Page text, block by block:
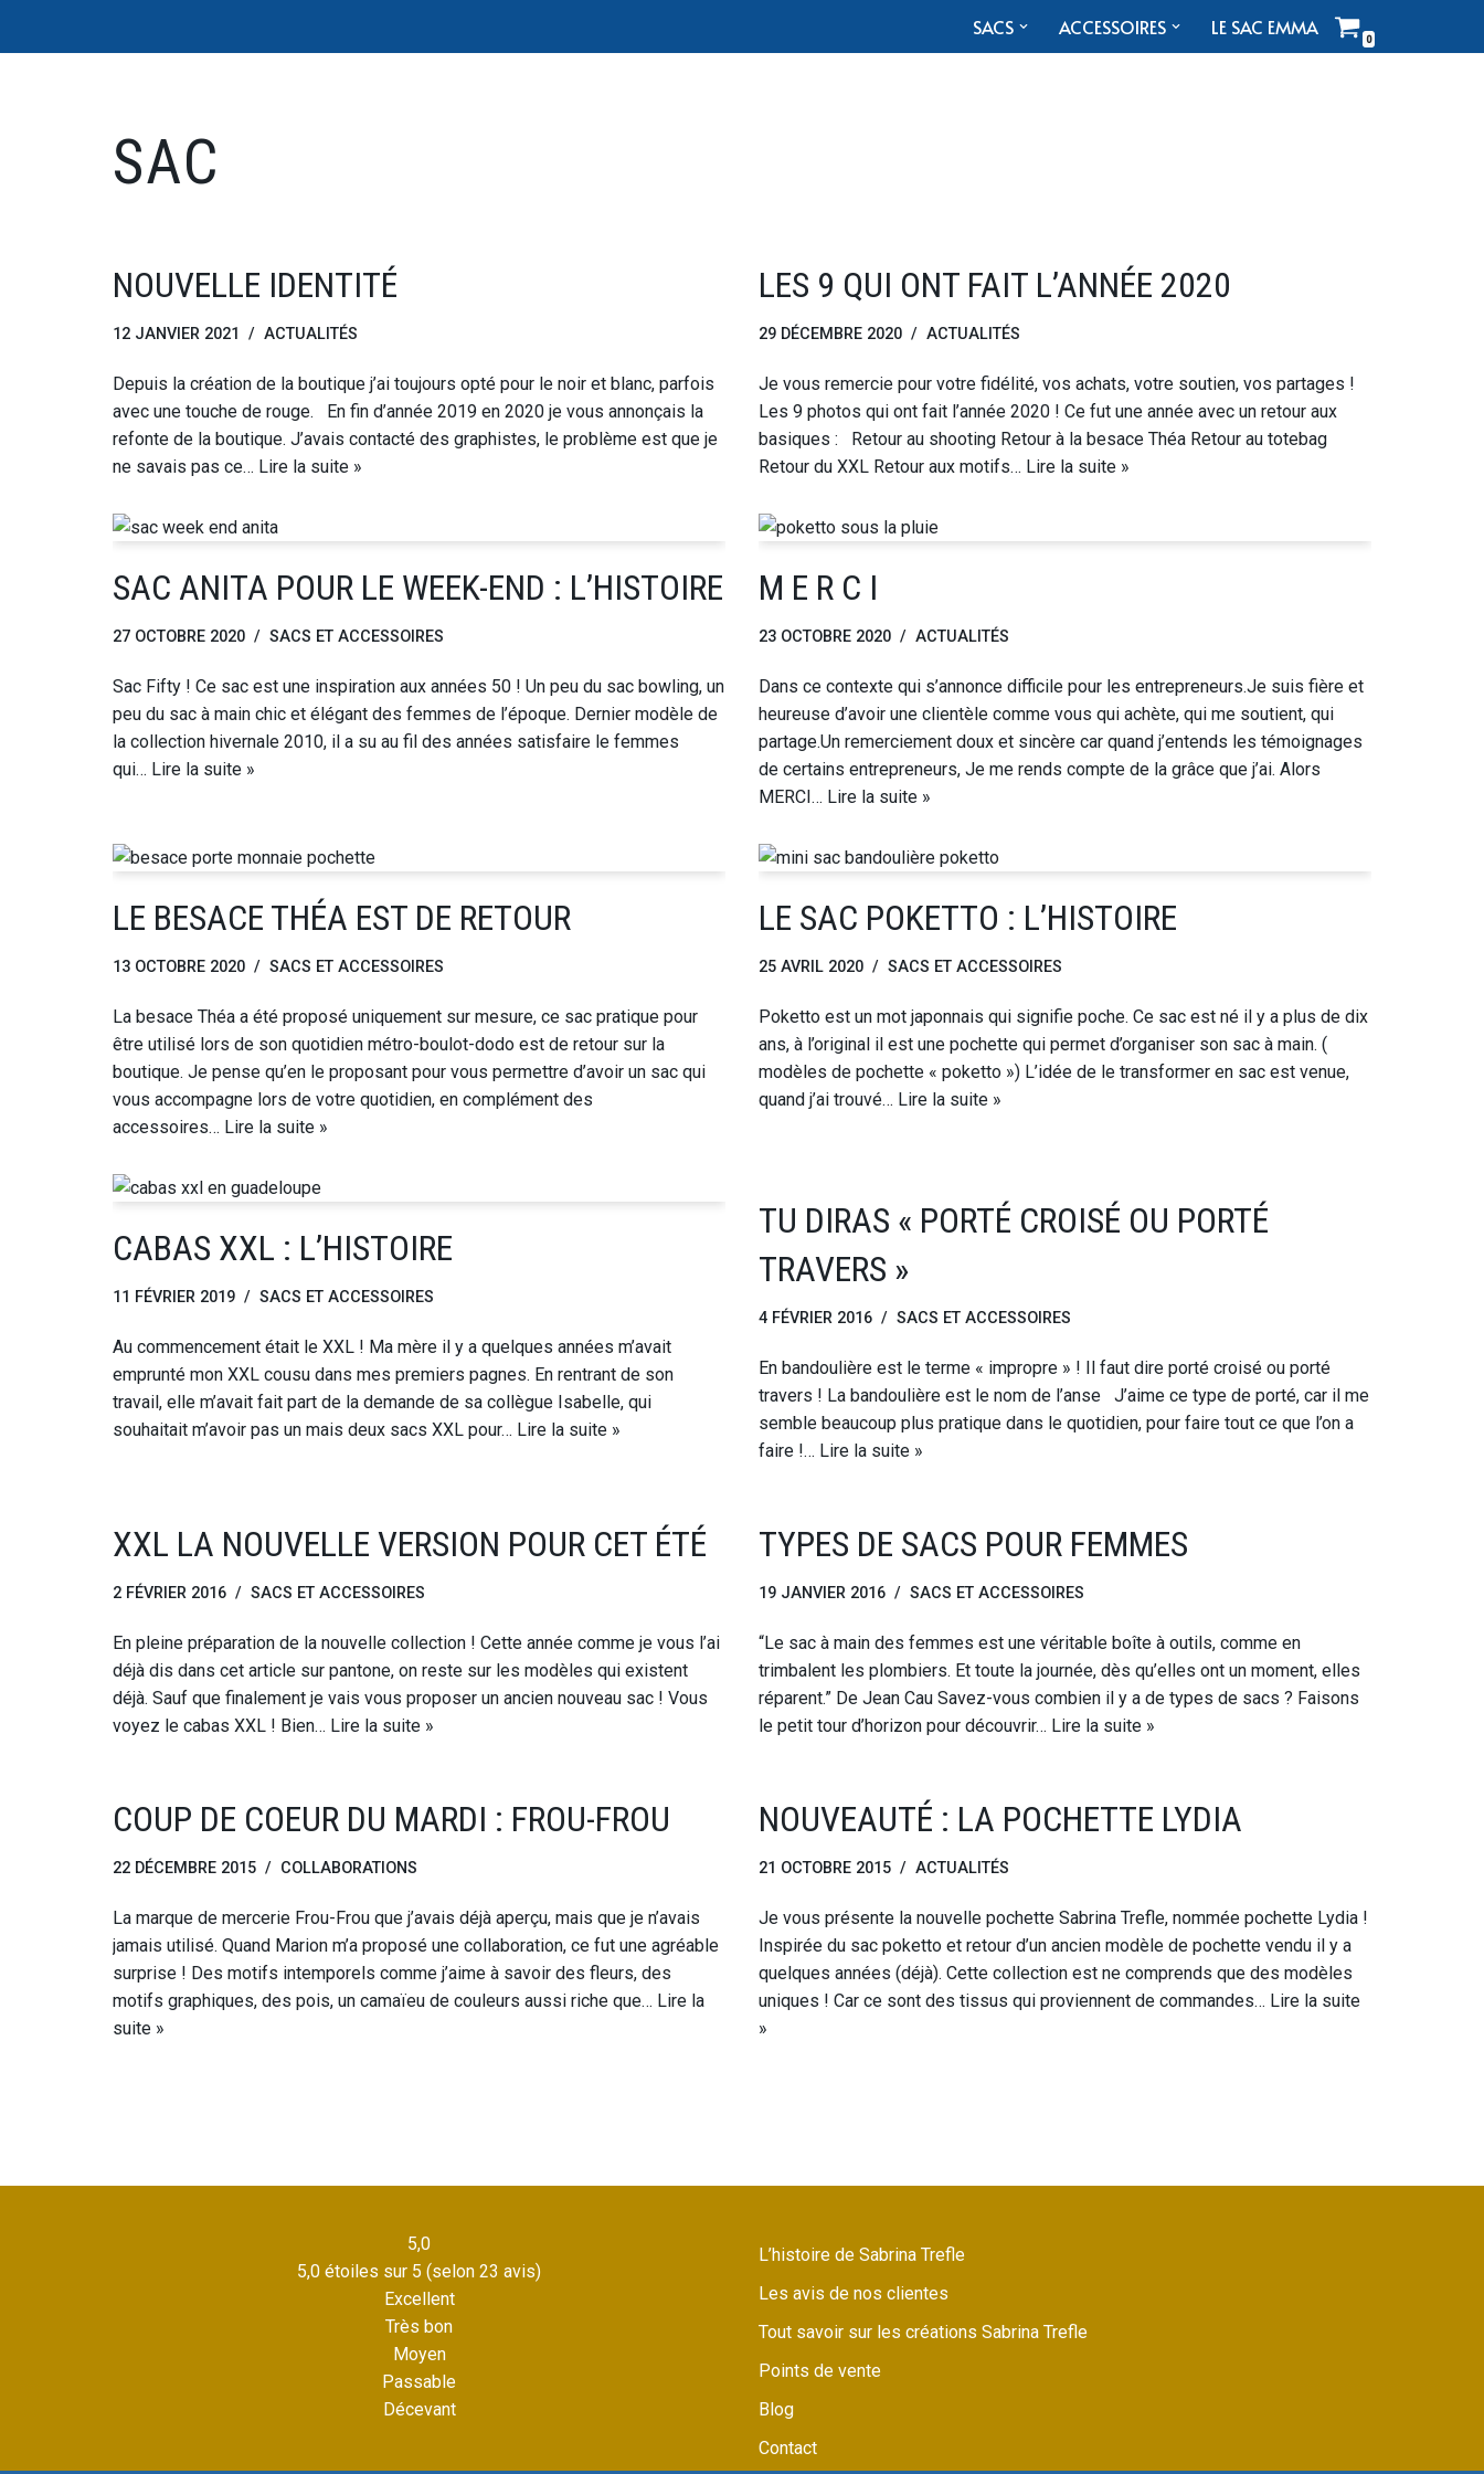
Aller
SACS ACCESSOIRES LE SAC EMMA
0
SAC
NOUVELLE IDENTITÉ
12 JANVIER 2021 ACTUALITÉS
Depuis la création de la boutique j’ai toujours opté pour le noir et blanc, parfois
avec une touche de rouge. En fin d’année 2019 en 2020 je vous annonçais la
refonte de la boutique. J’avais contacté des graphistes, le problème est que je
ne savais pas ce… Lire la suite »
LES 9 QUI ONT FAIT L’ANNÉE 2020
29 DÉCEMBRE 2020 ACTUALITÉS
Je vous remercie pour votre fidélité, vos achats, votre soutien, vos partages !
Les 9 photos qui ont fait l’année 2020 ! Ce fut une année avec un retour aux
basiques : Retour au shooting Retour à la besace Théa Retour au totebag
Retour du XXL Retour aux motifs… Lire la suite »
SAC ANITA POUR LE WEEK-END : L’HISTOIRE
27 OCTOBRE 2020 SACS ET ACCESSOIRES
Sac Fifty ! Ce sac est une inspiration aux années 50 ! Un peu du sac bowling, un
peu du sac à main chic et élégant des femmes de l’époque. Dernier modèle de
la collection hivernale 2010, il a su au fil des années satisfaire le femmes
qui… Lire la suite »
M E R C I
23 OCTOBRE 2020 ACTUALITÉS
Dans ce contexte qui s’annonce difficile pour les entrepreneurs.Je suis fière et
heureuse d’avoir une clientèle comme vous qui achète, qui me soutient, qui
partage.Un remerciement doux et sincère car quand j’entends les témoignages
de certains entrepreneurs, Je me rends compte de la grâce que j’ai. Alors
MERCI… Lire la suite »
LE BESACE THÉA EST DE RETOUR
13 OCTOBRE 2020 SACS ET ACCESSOIRES
La besace Théa a été proposé uniquement sur mesure, ce sac pratique pour
être utilisé lors de son quotidien métro-boulot-dodo est de retour sur la
boutique. Je pense qu’en le proposant pour vous permettre d’avoir un sac qui
vous accompagne lors de votre quotidien, en complément des
accessoires… Lire la suite »
LE SAC POKETTO : L’HISTOIRE
25 AVRIL 2020 SACS ET ACCESSOIRES
Poketto est un mot japonnais qui signifie poche. Ce sac est né il y a plus de dix
ans, à l’original il est une pochette qui permet d’organiser son sac à main. (
modèles de pochette « poketto ») L’idée de le transformer en sac est venue,
quand j’ai trouvé… Lire la suite »
CABAS XXL : L’HISTOIRE
11 FÉVRIER 2019 SACS ET ACCESSOIRES
Au commencement était le XXL ! Ma mère il y a quelques années m’avait
emprunté mon XXL cousu dans mes premiers pagnes. En rentrant de son
travail, elle m’avait fait part de la demande de sa collègue Isabelle, qui
souhaitait m’avoir pas un mais deux sacs XXL pour… Lire la suite »
TU DIRAS « PORTÉ CROISÉ OU PORTÉ
TRAVERS »
4 FÉVRIER 2016 SACS ET ACCESSOIRES
En bandoulière est le terme « impropre » ! Il faut dire porté croisé ou porté
travers ! La bandoulière est le nom de l’anse J’aime ce type de porté, car il me
semble beaucoup plus pratique dans le quotidien, pour faire tout ce que l’on a
faire !… Lire la suite »
XXL LA NOUVELLE VERSION POUR CET ÉTÉ
2 FÉVRIER 2016 SACS ET ACCESSOIRES
En pleine préparation de la nouvelle collection ! Cette année comme je vous l’ai
déjà dis dans cet article sur pantone, on reste sur les modèles qui existent
déjà. Sauf que finalement je vais vous proposer un ancien nouveau sac ! Vous
voyez le cabas XXL ! Bien… Lire la suite »
TYPES DE SACS POUR FEMMES
19 JANVIER 2016 SACS ET ACCESSOIRES
“Le sac à main des femmes est une véritable boîte à outils, comme en
trimbalent les plombiers. Et toute la journée, dès qu’elles ont un moment, elles
réparent.” De Jean Cau Savez-vous combien il y a de types de sacs ? Faisons
le petit tour d’horizon pour découvrir… Lire la suite »
COUP DE COEUR DU MARDI : FROU-FROU
22 DÉCEMBRE 2015 COLLABORATIONS
La marque de mercerie Frou-Frou que j’avais déjà aperçu, mais que je n’avais
jamais utilisé. Quand Marion m’a proposé une collaboration, ce fut une agréable
surprise ! Des motifs intemporels comme j’aime à savoir des fleurs, des
motifs graphiques, des pois, un camaïeu de couleurs aussi riche que… Lire la
suite »
NOUVEAUTÉ : LA POCHETTE LYDIA
21 OCTOBRE 2015 ACTUALITÉS
Je vous présente la nouvelle pochette Sabrina Trefle, nommée pochette Lydia !
Inspirée du sac poketto et retour d’un ancien modèle de pochette vendu il y a
quelques années (déjà). Cette collection est ne comprends que des modèles
uniques ! Car ce sont des tissus qui proviennent de commandes… Lire la suite
»
5,0
5,0 étoiles sur 5 (selon 23 avis)
Excellent
Très bon
Moyen
Passable
Décevant
L’histoire de Sabrina Trefle
Les avis de nos clientes
Tout savoir sur les créations Sabrina Trefle
Points de vente
Blog
Contact